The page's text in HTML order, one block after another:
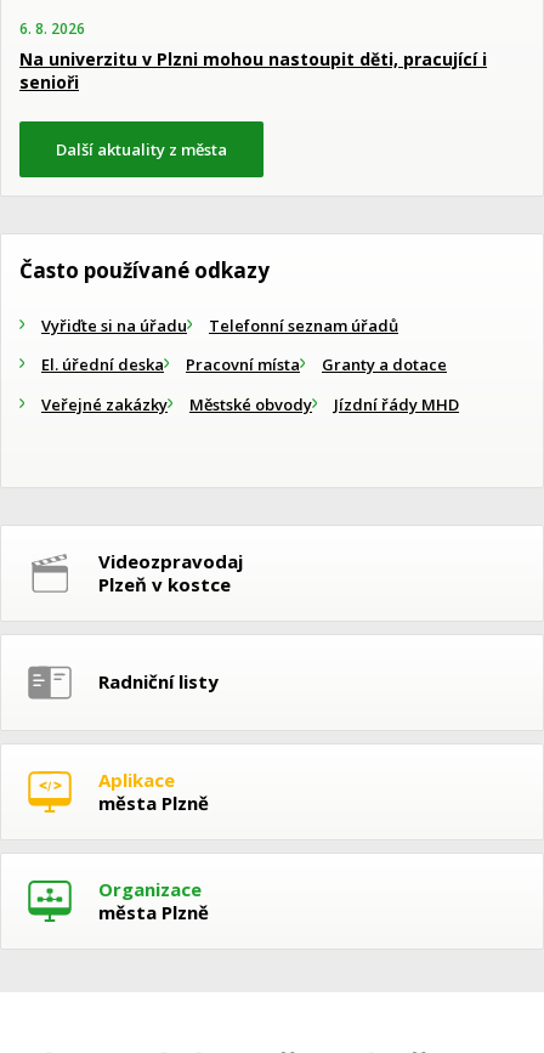
6. 8. 2026
Na univerzitu v Plzni mohou nastoupit děti, pracující i
senioři
Další aktuality z města
Často používané odkazy
Vyřiďte si na úřadu
Telefonní seznam úřadů
El. úřední deska
Pracovní místa
Granty a dotace
Veřejné zakázky
Městské obvody Jízdní řády MHD
Videozpravodaj
Plzeň v kostce
Radniční listy
Aplikace
města Plzně
Organizace
města Plzně